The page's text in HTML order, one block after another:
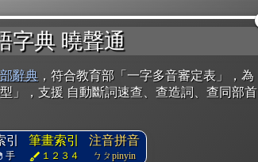
字典 曉聲通
辭典 ，符合教育部「一字多音審定表」，為
」，支援 自動斷詞速查、查造詞、查同部首
引
手
筆畫索引
１２３４
注音拼音
ㄅㄆpinyin